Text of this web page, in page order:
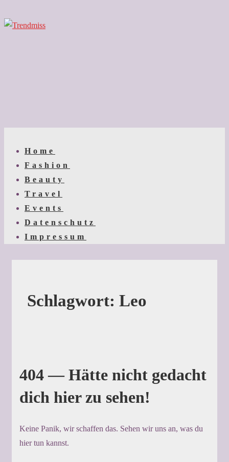
Zum
NavigationHome
Fashion
Beauty
Travel
Events
Datenschutz
Impressum
Schlagwort: Leo
404 — Hätte nicht gedacht
dich hier zu sehen!
Keine Panik, wir schaffen das. Sehen wir uns an, was du
hier tun kannst.